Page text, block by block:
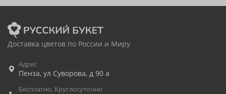
Доставка цветов по России и Миру
Адрес
Пенза, ул Суворова, д 90 а
Бесплатно. Круглосуточно